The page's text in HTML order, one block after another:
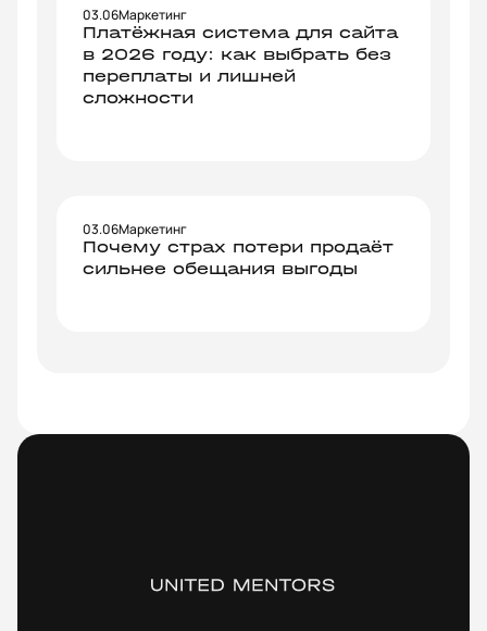
03.06Маркетинг
Платёжная система для сайта
в 2026 году: как выбрать без
переплаты и лишней
сложности
03.06Маркетинг
Почему страх потери продаёт
сильнее обещания выгоды